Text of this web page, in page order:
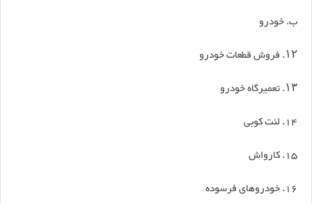
ب. خودرو
۱۲. فروش قطعات خودرو
۱۳. تعمیرگاه خودرو
14. لنت کوبی
15. کارواش
16. خودروهای فرسوده